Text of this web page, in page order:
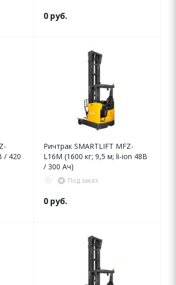
0 руб.
/ 420
Ричтрак SMARTLIFT MFZ-
L16M (1600 кг; 9,5 м; li-ion 48В
/ 300 Ач)
Под заказ
0 руб.